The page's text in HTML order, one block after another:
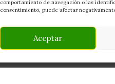
comportamiento de navegación o las
consentimiento, puede afectar
Aceptar